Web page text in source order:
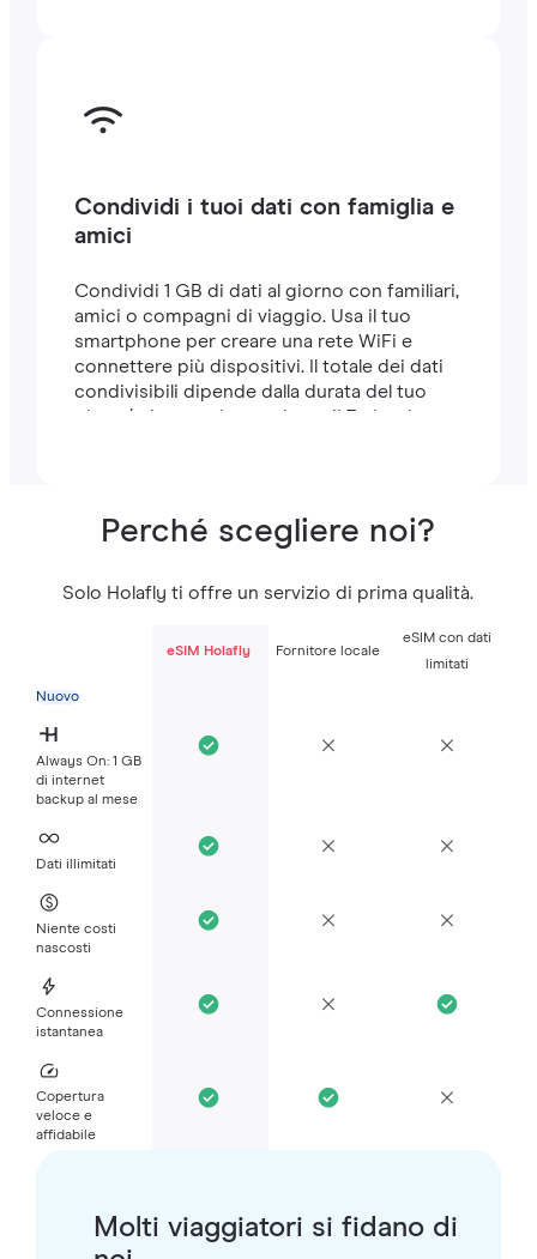
Condividi i tuoi dati con famiglia e
amici
Condividi 1 GB di dati al giorno con familiari,
amici o compagni di viaggio. Usa il tuo
smartphone per creare una rete WiFi e
connettere più dispositivi. Il totale dei dati
condivisibili dipende dalla durata del tuo
piano (ad esempio, un piano di 7 giorni
Perché scegliere noi?
Solo Holafly ti offre un servizio di prima qualità.
eSIM Holafly Fornitore locale
eSIM con dati
limitati
Nuovo
Always On: 1 GB
di internet
backup al mese
Dati illimitati
Niente costi
nascosti
Connessione
istantanea
Copertura
veloce e
affidabile
Molti viaggiatori si fidano di